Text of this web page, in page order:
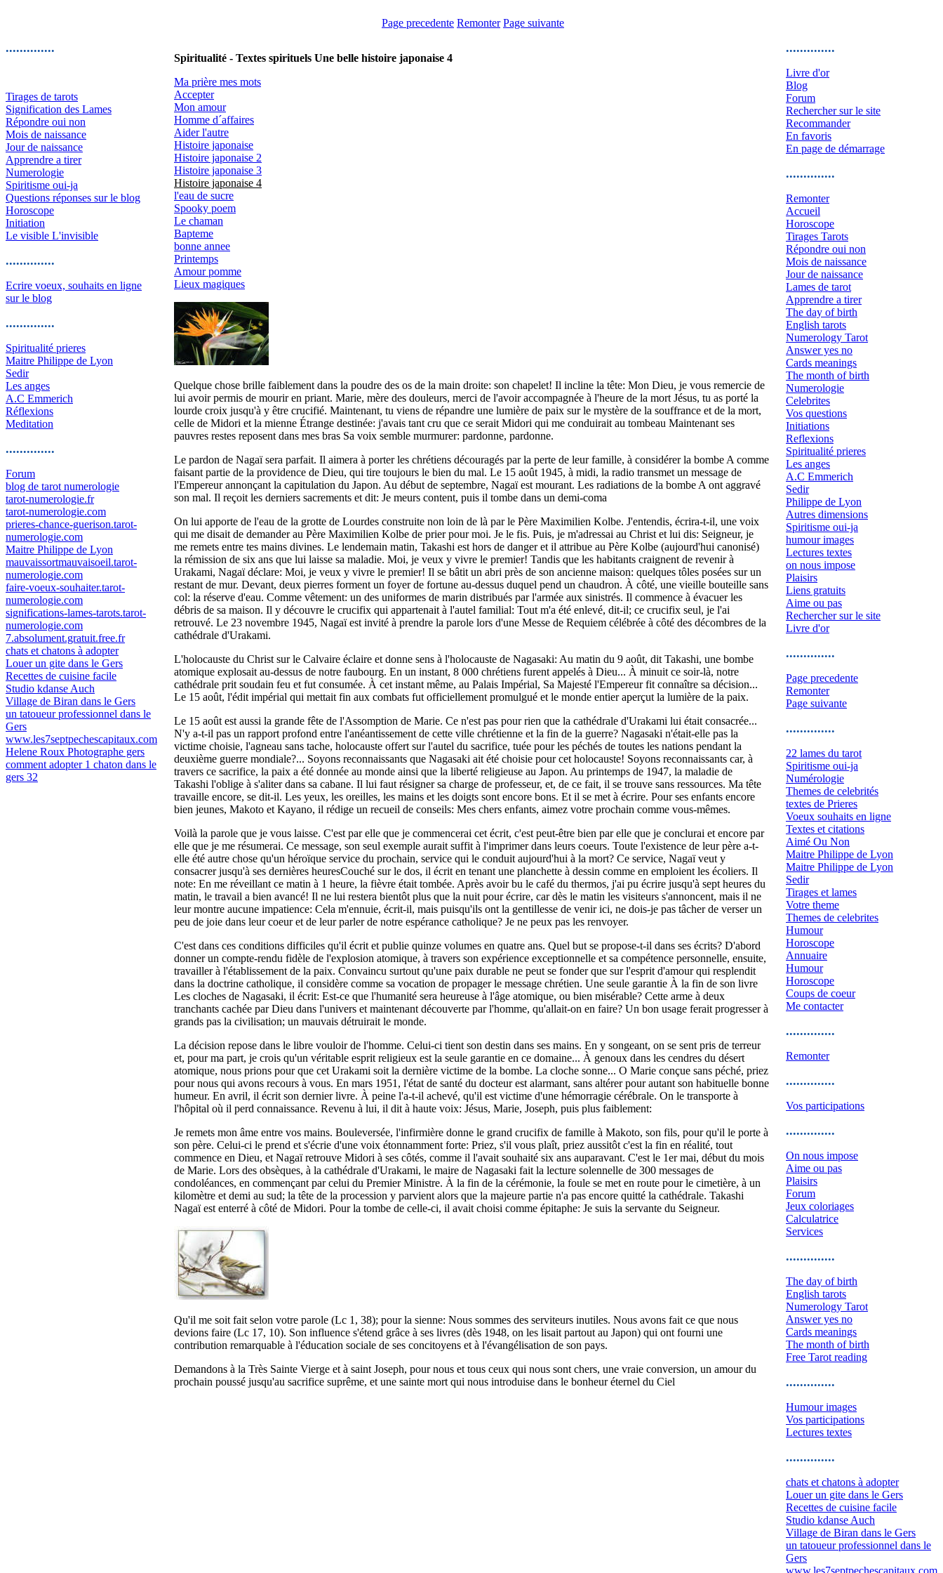
Page precedente Remonter Page suivante
..............
Tirages de tarots
Signification des Lames
Répondre oui non
Mois de naissance
Jour de naissance
Apprendre a tirer
Numerologie
Spiritisme oui-ja
Questions réponses sur le blog
Horoscope
Initiation
Le visible L'invisible
..............
Ecrire voeux, souhaits en ligne
sur le blog
..............
Spiritualité prieres
Maitre Philippe de Lyon
Sedir
Les anges
A.C Emmerich
Réflexions
Meditation
..............
Forum
blog de tarot numerologie
tarot-numerologie.fr
tarot-numerologie.com
prieres-chance-guerison.tarot-
numerologie.com
Maitre Philippe de Lyon
mauvaissortmauvaisoeil.tarot-
numerologie.com
faire-voeux-souhaiter.tarot-
numerologie.com
significations-lames-tarots.tarot-
numerologie.com
7.absolument.gratuit.free.fr
chats et chatons à adopter
Louer un gite dans le Gers
Recettes de cuisine facile
Studio kdanse Auch
Village de Biran dans le Gers
un tatoueur professionnel dans le
Gers
www.les7septpechescapitaux.com
Helene Roux Photographe gers
comment adopter 1 chaton dans le
gers 32
Spiritualité - Textes spirituels Une belle histoire japonaise 4
Ma prière mes mots
Accepter
Mon amour
Homme d´affaires
Aider l'autre
Histoire japonaise
Histoire japonaise 2
Histoire japonaise 3
Histoire japonaise 4
l'eau de sucre
Spooky poem
Le chaman
Bapteme
bonne annee
Printemps
Amour pomme
Lieux magiques
Quelque chose brille faiblement dans la poudre des os de la main droite: son chapelet! Il incline la tête: Mon Dieu, je vous remercie de
lui avoir permis de mourir en priant. Marie, mère des douleurs, merci de l'avoir accompagnée à l'heure de la mort Jésus, tu as porté la
lourde croix jusqu'à y être crucifié. Maintenant, tu viens de répandre une lumière de paix sur le mystère de la souffrance et de la mort,
celle de Midori et la mienne Étrange destinée: j'avais tant cru que ce serait Midori qui me conduirait au tombeau Maintenant ses
pauvres restes reposent dans mes bras Sa voix semble murmurer: pardonne, pardonne.
Le pardon de Nagaï sera parfait. Il aimera à porter les chrétiens découragés par la perte de leur famille, à considérer la bombe A comme
faisant partie de la providence de Dieu, qui tire toujours le bien du mal. Le 15 août 1945, à midi, la radio transmet un message de
l'Empereur annonçant la capitulation du Japon. Au début de septembre, Nagaï est mourant. Les radiations de la bombe A ont aggravé
son mal. Il reçoit les derniers sacrements et dit: Je meurs content, puis il tombe dans un demi-coma
On lui apporte de l'eau de la grotte de Lourdes construite non loin de là par le Père Maximilien Kolbe. J'entendis, écrira-t-il, une voix
qui me disait de demander au Père Maximilien Kolbe de prier pour moi. Je le fis. Puis, je m'adressai au Christ et lui dis: Seigneur, je
me remets entre tes mains divines. Le lendemain matin, Takashi est hors de danger et il attribue au Père Kolbe (aujourd'hui canonisé)
la rémission de six ans que lui laisse sa maladie. Moi, je veux y vivre le premier! Tandis que les habitants craignent de revenir à
Urakami, Nagaï déclare: Moi, je veux y vivre le premier! Il se bâtit un abri près de son ancienne maison: quelques tôles posées sur un
restant de mur. Devant, deux pierres forment un foyer de fortune au-dessus duquel pend un chaudron. À côté, une vieille bouteille sans
col: la réserve d'eau. Comme vêtement: un des uniformes de marin distribués par l'armée aux sinistrés. Il commence à évacuer les
débris de sa maison. Il y découvre le crucifix qui appartenait à l'autel familial: Tout m'a été enlevé, dit-il; ce crucifix seul, je l'ai
retrouvé. Le 23 novembre 1945, Nagaï est invité à prendre la parole lors d'une Messe de Requiem célébrée à côté des décombres de la
cathédrale d'Urakami.
L'holocauste du Christ sur le Calvaire éclaire et donne sens à l'holocauste de Nagasaki: Au matin du 9 août, dit Takashi, une bombe
atomique explosait au-dessus de notre faubourg. En un instant, 8 000 chrétiens furent appelés à Dieu... À minuit ce soir-là, notre
cathédrale prit soudain feu et fut consumée. À cet instant même, au Palais Impérial, Sa Majesté l'Empereur fit connaître sa décision...
Le 15 août, l'édit impérial qui mettait fin aux combats fut officiellement promulgué et le monde entier aperçut la lumière de la paix.
Le 15 août est aussi la grande fête de l'Assomption de Marie. Ce n'est pas pour rien que la cathédrale d'Urakami lui était consacrée...
N'y a-t-il pas un rapport profond entre l'anéantissement de cette ville chrétienne et la fin de la guerre? Nagasaki n'était-elle pas la
victime choisie, l'agneau sans tache, holocauste offert sur l'autel du sacrifice, tuée pour les péchés de toutes les nations pendant la
deuxième guerre mondiale?... Soyons reconnaissants que Nagasaki ait été choisie pour cet holocauste! Soyons reconnaissants car, à
travers ce sacrifice, la paix a été donnée au monde ainsi que la liberté religieuse au Japon. Au printemps de 1947, la maladie de
Takashi l'oblige à s'aliter dans sa cabane. Il lui faut résigner sa charge de professeur, et, de ce fait, il se trouve sans ressources. Ma tête
travaille encore, se dit-il. Les yeux, les oreilles, les mains et les doigts sont encore bons. Et il se met à écrire. Pour ses enfants encore
bien jeunes, Makoto et Kayano, il rédige un recueil de conseils: Mes chers enfants, aimez votre prochain comme vous-mêmes.
Voilà la parole que je vous laisse. C'est par elle que je commencerai cet écrit, c'est peut-être bien par elle que je conclurai et encore par
elle que je me résumerai. Ce message, son seul exemple aurait suffit à l'imprimer dans leurs coeurs. Toute l'existence de leur père a-t-
elle été autre chose qu'un héroïque service du prochain, service qui le conduit aujourd'hui à la mort? Ce service, Nagaï veut y
consacrer jusqu'à ses dernières heuresCouché sur le dos, il écrit en tenant une planchette à dessin comme en emploient les écoliers. Il
note: En me réveillant ce matin à 1 heure, la fièvre était tombée. Après avoir bu le café du thermos, j'ai pu écrire jusqu'à sept heures du
matin, le travail a bien avancé! Il ne lui restera bientôt plus que la nuit pour écrire, car dès le matin les visiteurs s'annoncent, mais il ne
leur montre aucune impatience: Cela m'ennuie, écrit-il, mais puisqu'ils ont la gentillesse de venir ici, ne dois-je pas tâcher de verser un
peu de joie dans leur coeur et de leur parler de notre espérance catholique? Je ne peux pas les renvoyer.
C'est dans ces conditions difficiles qu'il écrit et publie quinze volumes en quatre ans. Quel but se propose-t-il dans ses écrits? D'abord
donner un compte-rendu fidèle de l'explosion atomique, à travers son expérience exceptionnelle et sa compétence personnelle, ensuite,
travailler à l'établissement de la paix. Convaincu surtout qu'une paix durable ne peut se fonder que sur l'esprit d'amour qui resplendit
dans la doctrine catholique, il considère comme sa vocation de propager le message chrétien. Une seule garantie À la fin de son livre
Les cloches de Nagasaki, il écrit: Est-ce que l'humanité sera heureuse à l'âge atomique, ou bien misérable? Cette arme à deux
tranchants cachée par Dieu dans l'univers et maintenant découverte par l'homme, qu'allait-on en faire? Un bon usage ferait progresser à
grands pas la civilisation; un mauvais détruirait le monde.
La décision repose dans le libre vouloir de l'homme. Celui-ci tient son destin dans ses mains. En y songeant, on se sent pris de terreur
et, pour ma part, je crois qu'un véritable esprit religieux est la seule garantie en ce domaine... À genoux dans les cendres du désert
atomique, nous prions pour que cet Urakami soit la dernière victime de la bombe. La cloche sonne... O Marie conçue sans péché, priez
pour nous qui avons recours à vous. En mars 1951, l'état de santé du docteur est alarmant, sans altérer pour autant son habituelle bonne
humeur. En avril, il écrit son dernier livre. À peine l'a-t-il achevé, qu'il est victime d'une hémorragie cérébrale. On le transporte à
l'hôpital où il perd connaissance. Revenu à lui, il dit à haute voix: Jésus, Marie, Joseph, puis plus faiblement:
Je remets mon âme entre vos mains. Bouleversée, l'infirmière donne le grand crucifix de famille à Makoto, son fils, pour qu'il le porte à
son père. Celui-ci le prend et s'écrie d'une voix étonnamment forte: Priez, s'il vous plaît, priez aussitôt c'est la fin en réalité, tout
commence en Dieu, et Nagaï retrouve Midori à ses côtés, comme il l'avait souhaité six ans auparavant. C'est le 1er mai, début du mois
de Marie. Lors des obsèques, à la cathédrale d'Urakami, le maire de Nagasaki fait la lecture solennelle de 300 messages de
condoléances, en commençant par celui du Premier Ministre. À la fin de la cérémonie, la foule se met en route pour le cimetière, à un
kilomètre et demi au sud; la tête de la procession y parvient alors que la majeure partie n'a pas encore quitté la cathédrale. Takashi
Nagaï est enterré à côté de Midori. Pour la tombe de celle-ci, il avait choisi comme épitaphe: Je suis la servante du Seigneur.
Qu'il me soit fait selon votre parole (Lc 1, 38); pour la sienne: Nous sommes des serviteurs inutiles. Nous avons fait ce que nous
devions faire (Lc 17, 10). Son influence s'étend grâce à ses livres (dès 1948, on les lisait partout au Japon) qui ont fourni une
contribution remarquable à l'éducation sociale de ses concitoyens et à l'évangélisation de son pays.
Demandons à la Très Sainte Vierge et à saint Joseph, pour nous et tous ceux qui nous sont chers, une vraie conversion, un amour du
prochain poussé jusqu'au sacrifice suprême, et une sainte mort qui nous introduise dans le bonheur éternel du Ciel
..............
Livre d'or
Blog
Forum
Rechercher sur le site
Recommander
En favoris
En page de démarrage
..............
Remonter
Accueil
Horoscope
Tirages Tarots
Répondre oui non
Mois de naissance
Jour de naissance
Lames de tarot
Apprendre a tirer
The day of birth
English tarots
Numerology Tarot
Answer yes no
Cards meanings
The month of birth
Numerologie
Celebrites
Vos questions
Initiations
Reflexions
Spiritualité prieres
Les anges
A.C Emmerich
Sedir
Philippe de Lyon
Autres dimensions
Spiritisme oui-ja
humour images
Lectures textes
on nous impose
Plaisirs
Liens gratuits
Aime ou pas
Rechercher sur le site
Livre d'or
..............
Page precedente
Remonter
Page suivante
..............
22 lames du tarot
Spiritisme oui-ja
Numérologie
Themes de celebrités
textes de Prieres
Voeux souhaits en ligne
Textes et citations
Aimé Ou Non
Maitre Philippe de Lyon
Maitre Philippe de Lyon
Sedir
Tirages et lames
Votre theme
Themes de celebrites
Humour
Horoscope
Annuaire
Humour
Horoscope
Coups de coeur
Me contacter
..............
Remonter
..............
Vos participations
..............
On nous impose
Aime ou pas
Plaisirs
Forum
Jeux coloriages
Calculatrice
Services
..............
The day of birth
English tarots
Numerology Tarot
Answer yes no
Cards meanings
The month of birth
Free Tarot reading
..............
Humour images
Vos participations
Lectures textes
..............
chats et chatons à adopter
Louer un gite dans le Gers
Recettes de cuisine facile
Studio kdanse Auch
Village de Biran dans le Gers
un tatoueur professionnel dans le
Gers
www.les7septpechescapitaux.com